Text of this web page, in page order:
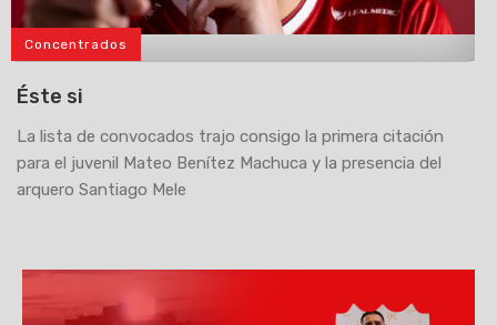
Concentrados
Éste si
La lista de convocados trajo consigo la primera citación
para el juvenil Mateo Benítez Machuca y la presencia del
arquero Santiago Mele